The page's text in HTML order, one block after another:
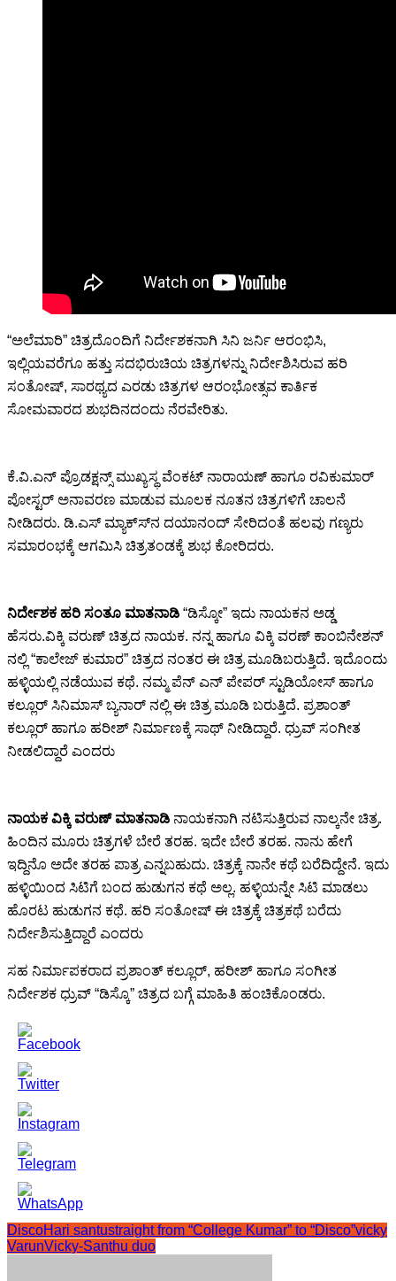
“ಅಲೆಮಾರಿ” ಚಿತ್ರದೊಂದಿಗೆ ನಿರ್ದೇಶಕನಾಗಿ ಸಿನಿ ಜರ್ನಿ ಆರಂಭಿಸಿ,
ಇಲ್ಲಿಯವರೆಗೂ ಹತ್ತು ಸದಭಿರುಚಿಯ ಚಿತ್ರಗಳನ್ನು ನಿರ್ದೇಶಿಸಿರುವ ಹರಿ
ಸಂತೋಷ್, ಸಾರಥ್ಯದ ಎರಡು ಚಿತ್ರಗಳ ಆರಂಭೋತ್ಸವ ಕಾರ್ತಿಕ
ಸೋಮವಾರದ ಶುಭದಿನದಂದು ನೆರವೇರಿತು.
ಕೆ.ವಿ.ಎನ್ ಪ್ರೊಡಕ್ಷನ್ಸ್ ಮುಖ್ಯಸ್ಥ ವೆಂಕಟ್ ನಾರಾಯಣ್ ಹಾಗೂ ರವಿಕುಮಾರ್
ಪೋಸ್ಟರ್ ಅನಾವರಣ ಮಾಡುವ ಮೂಲಕ ನೂತನ ಚಿತ್ರಗಳಿಗೆ ಚಾಲನೆ
ನೀಡಿದರು. ಡಿ.ಎಸ್ ಮ್ಯಾಕ್ಸ್‍ನ ದಯಾನಂದ್ ಸೇರಿದಂತೆ ಹಲವು ಗಣ್ಯರು
ಸಮಾರಂಭಕ್ಕೆ ಆಗಮಿಸಿ ಚಿತ್ರತಂಡಕ್ಕೆ ಶುಭ ಕೋರಿದರು.
ನಿರ್ದೇಶಕ ಹರಿ ಸಂತೂ ಮಾತನಾಡಿ “ಡಿಸ್ಕೋ” ಇದು ನಾಯಕನ ಅಡ್ಡ
ಹೆಸರು.ವಿಕ್ಕಿ ವರುಣ್ ಚಿತ್ರದ ನಾಯಕ. ನನ್ನ ಹಾಗೂ ವಿಕ್ಕಿ ವರಣ್ ಕಾಂಬಿನೇಶನ್
ನಲ್ಲಿ “ಕಾಲೇಜ್ ಕುಮಾರ” ಚಿತ್ರದ ನಂತರ ಈ ಚಿತ್ರ ಮೂಡಿಬರುತ್ತಿದೆ. ಇದೊಂದು
ಹಳ್ಳಿಯಲ್ಲಿ ನಡೆಯುವ ಕಥೆ. ನಮ್ಮ ಪೆನ್ ಎನ್ ಪೇಪರ್ ಸ್ಟುಡಿಯೋಸ್ ಹಾಗೂ
ಕಲ್ಲೂರ್ ಸಿನಿಮಾಸ್ ಬ್ಯನಾರ್ ನಲ್ಲಿ ಈ ಚಿತ್ರ ಮೂಡಿ ಬರುತ್ತಿದೆ. ಪ್ರಶಾಂತ್
ಕಲ್ಲೂರ್ ಹಾಗೂ ಹರೀಶ್ ನಿರ್ಮಾಣಕ್ಕೆ ಸಾಥ್ ನೀಡಿದ್ದಾರೆ. ಧ್ರುವ್ ಸಂಗೀತ
ನೀಡಲಿದ್ದಾರೆ ಎಂದರು
ನಾಯಕ ವಿಕ್ಕಿ ವರುಣ್ ಮಾತನಾಡಿ ನಾಯಕನಾಗಿ ನಟಿಸುತ್ತಿರುವ ನಾಲ್ಕನೇ ಚಿತ್ರ.
ಹಿಂದಿನ ಮೂರು ಚಿತ್ರಗಳೆ ಬೇರೆ ತರಹ. ಇದೇ ಬೇರೆ ತರಹ. ನಾನು ಹೇಗೆ
ಇದ್ದಿನೊ ಅದೇ ತರಹ ಪಾತ್ರ ಎನ್ನಬಹುದು. ಚಿತ್ರಕ್ಕೆ ನಾನೇ ಕಥೆ ಬರೆದಿದ್ದೇನೆ. ಇದು
ಹಳ್ಳಿಯಿಂದ ಸಿಟಿಗೆ ಬಂದ ಹುಡುಗನ ಕಥೆ ಅಲ್ಲ. ಹಳ್ಳಿಯನ್ನೇ ಸಿಟಿ ಮಾಡಲು
ಹೊರಟ ಹುಡುಗನ ಕಥೆ. ಹರಿ ಸಂತೋಷ್ ಈ ಚಿತ್ರಕ್ಕೆ ಚಿತ್ರಕಥೆ ಬರೆದು
ನಿರ್ದೇಶಿಸುತ್ತಿದ್ದಾರೆ ಎಂದರು
ಸಹ ನಿರ್ಮಾಪಕರಾದ ಪ್ರಶಾಂತ್ ಕಲ್ಲೂರ್, ಹರೀಶ್ ಹಾಗೂ ಸಂಗೀತ
ನಿರ್ದೇಶಕ ಧ್ರುವ್ “ಡಿಸ್ಕೊ” ಚಿತ್ರದ ಬಗ್ಗೆ ಮಾಹಿತಿ ಹಂಚಿಕೊಂಡರು.
DiscoHari santustraight from “College Kumar” to “Disco”vicky
VarunVicky-Santhu duo